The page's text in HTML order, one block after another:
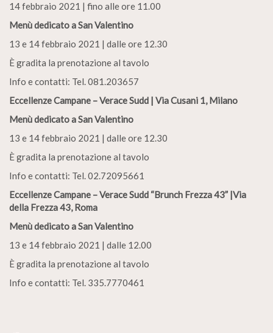
14 febbraio 2021 | fino alle ore 11.00
Menù dedicato a San Valentino
13 e 14 febbraio 2021 | dalle ore 12.30
È gradita la prenotazione al tavolo
Info e contatti: Tel. 081.203657
Eccellenze Campane – Verace Sudd | Via Cusani 1, Milano
Menù dedicato a San Valentino
13 e 14 febbraio 2021 | dalle ore 12.30
È gradita la prenotazione al tavolo
Info e contatti: Tel. 02.72095661
Eccellenze Campane – Verace Sudd “Brunch Frezza 43” |Via
della Frezza 43, Roma
Menù dedicato a San Valentino
13 e 14 febbraio 2021 | dalle 12.00
È gradita la prenotazione al tavolo
Info e contatti: Tel. 335.7770461